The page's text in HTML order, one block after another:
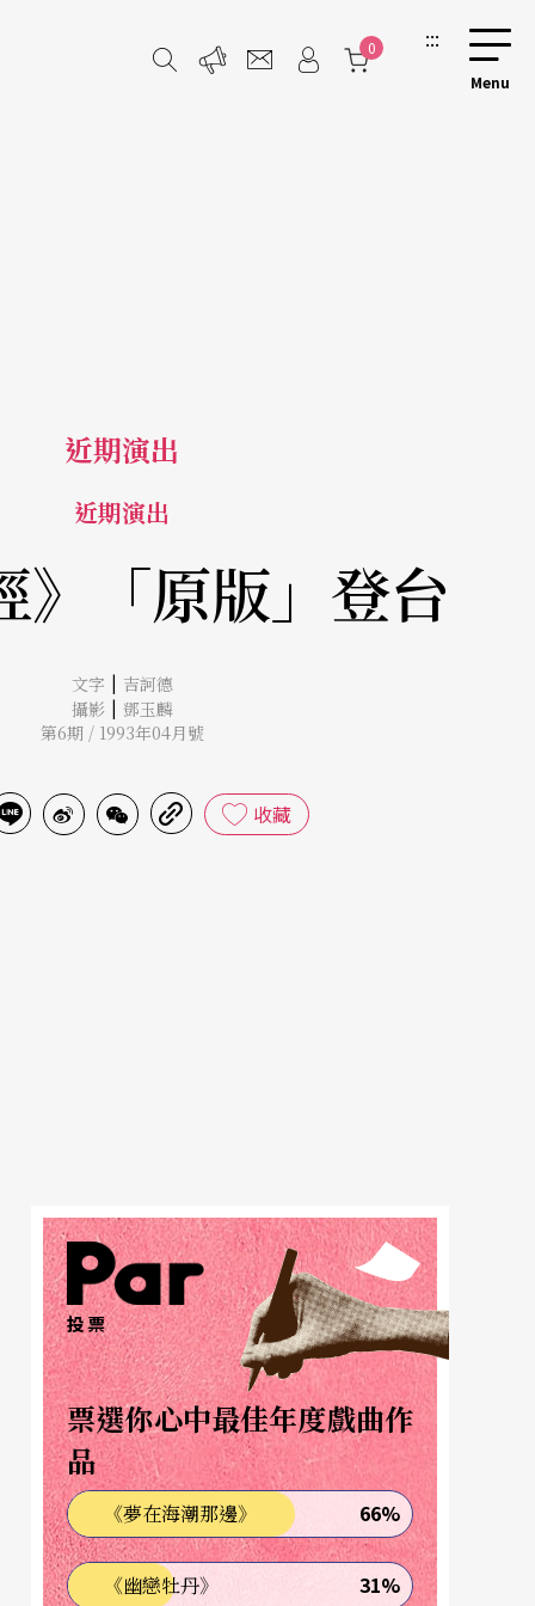
0 :::
近期演出
近期演出
》「原版」登台
文字 | 吉訶德
攝影 | 鄧玉麟
第6期 / 1993年04月號
收藏
投票
票選你心中最佳年度戲曲作
品
《夢在海潮那邊》 66%
《幽戀牡丹》 31%